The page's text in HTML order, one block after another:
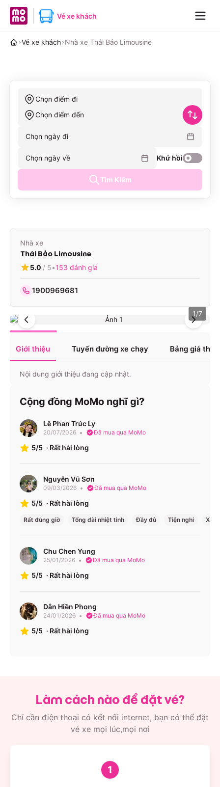
MoMo home pageVé xe khách
Vé xe khách Nhà xe Thái Bảo Limousine
Chọn điểm đi
Chọn điểm đến
Chọn ngày đi
Khứ hồi
Chọn ngày về
Tìm Kiếm
Nhà xe
Thái Bảo Limousine
5.0 / 5•153 đánh giá
1900969681
1/7
Giới thiệu Tuyến đường xe chạy Bảng giá
Nội dung giới thiệu đang cập nhật.
Cộng đồng MoMo nghĩ gì?
Lê Phan Trúc Ly
20/07/2026 Đã mua qua MoMo
5/5 · Rất hài lòng
Nguyễn Vũ Sơn
09/03/2026 Đã mua qua MoMo
5/5 · Rất hài lòng
Rất đúng giờ Tổng đài nhiệt tình Đầy đủ Tiện nghi Xe
Chu Chen Yung
25/01/2026 Đã mua qua MoMo
5/5 · Rất hài lòng
Dắn Hiền Phong
24/01/2026 Đã mua qua MoMo
5/5 · Rất hài lòng
Làm cách nào để đặt vé?
Chỉ cần điện thoại có kết nối internet, bạn có thể đặt
vé xe mọi lúc,mọi nơi
1